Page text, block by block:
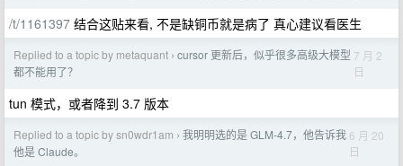
/t/1161397 结合这贴来看, 不是缺铜币就是病了 真心建议看医生
Replied to a topic by metaquant › cursor 更新后，似乎很多高级大模型
都不能用了？
7 月 2
日
tun 模式，或者降到 3.7 版本
Replied to a topic by sn0wdr1am › 我明明选的是 GLM-4.7，他告诉我
他是 Claude。
6 月 20
日